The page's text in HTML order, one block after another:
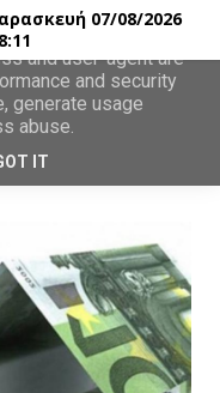
07/08/2026
to deliver its services
and user-agent are
and security
generate usage
abuse.
IT